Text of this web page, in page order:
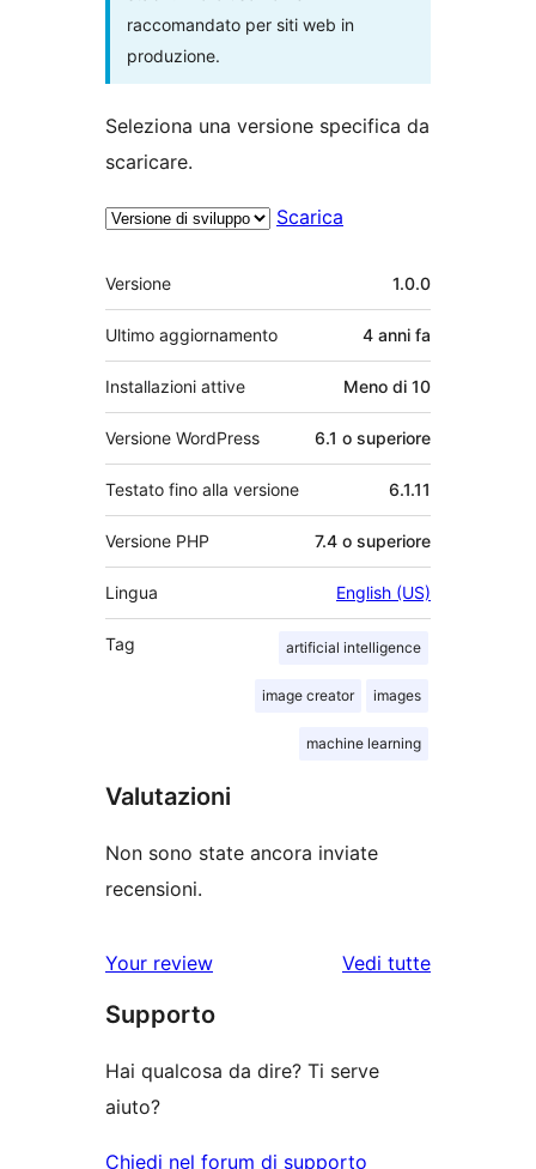
raccomandato per siti web in
produzione.
Seleziona una versione specifica da
scaricare.
Scarica
Meta
Versione 1.0.0
Ultimo aggiornamento 4 anni fa
Installazioni attive Meno di 10
Versione WordPress 6.1 o superiore
Testato fino alla versione 6.1.11
Versione PHP 7.4 o superiore
Lingua English (US)
Tag artificial intelligence
image creator images
machine learning
Valutazioni
Non sono state ancora inviate
recensioni.
Your review Vedi tuttele
Supporto
Hai qualcosa da dire? Ti serve
aiuto?
Chiedi nel forum di supporto